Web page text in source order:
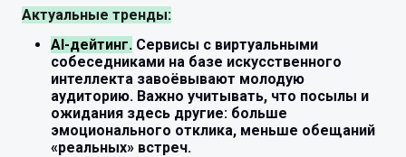
Актуальные тренды:
AI-дейтинг. Сервисы с виртуальными
собеседниками на базе искусственного
интеллекта завоёвывают молодую
аудиторию. Важно учитывать, что посылы и
ожидания здесь другие: больше
эмоционального отклика, меньше обещаний
«реальных» встреч.